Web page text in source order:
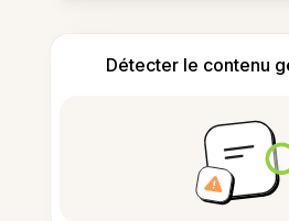
Détecter le contenu